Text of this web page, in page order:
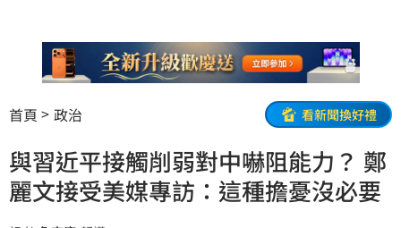
首頁 政治 看新聞換好禮
與習近平接觸削弱對中嚇阻能力？ 鄭
麗文接受美媒專訪：這種擔憂沒必要